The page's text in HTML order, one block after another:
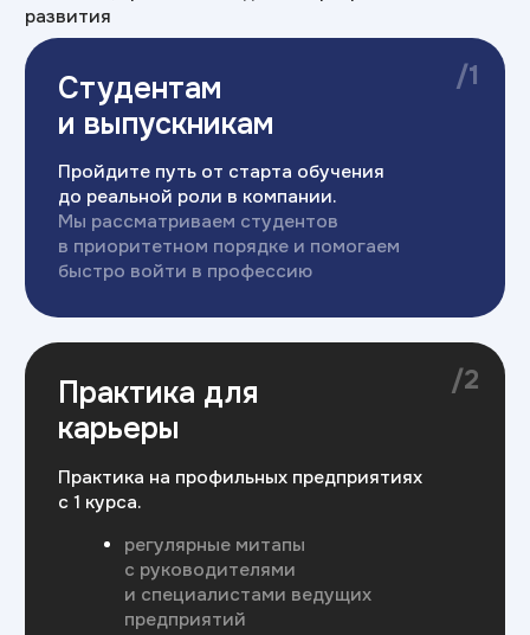
Специалистам
с опытом
Работайте в команде лидеров EdTech-
рынка. Получайте доступ к проектам,
где ваш опыт важен и заметен
/3
регулярные митапы
с руководителями
серьезное портфолио
специалиста по результатам
выполнения проектных заданий